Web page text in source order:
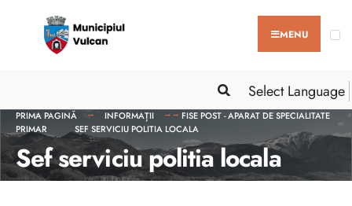
MENU
Select Language
PRIMA PAGINĂ INFORMAȚII
FISE POST - APARAT DE SPECIALITATE
PRIMAR
SEF SERVICIU POLITIA LOCALA
Sef serviciu politia locala